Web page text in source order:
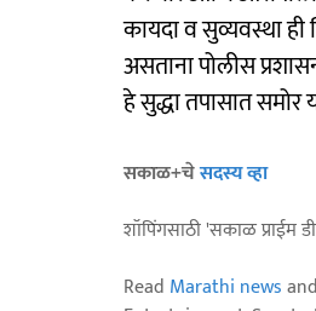
कायदा व सुव्यवस्था
असताना पोलीस
हे सुद्धा तपासात समोर
सकाळ+चेसदस्य व्हा
शॉपिंगसाठी 'सकाळ प्राईम
Read Marathi news